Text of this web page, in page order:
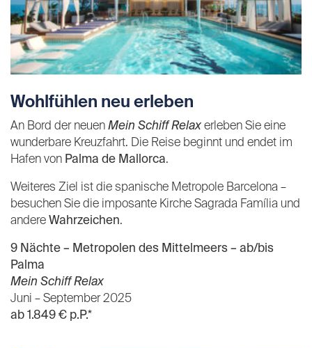
Wohlfühlen neu erleben
An Bord der neuen Mein Schiff Relax erleben Sie eine
wunderbare Kreuzfahrt. Die Reise beginnt und endet im
Hafen von Palma de Mallorca.
Weiteres Ziel ist die spanische Metropole Barcelona –
besuchen Sie die imposante Kirche Sagrada Família und
andere Wahrzeichen.
9 Nächte – Metropolen des Mittelmeers – ab/bis
Palma
Mein Schiff Relax
Juni – September 2025
ab 1.849 € p.P.*